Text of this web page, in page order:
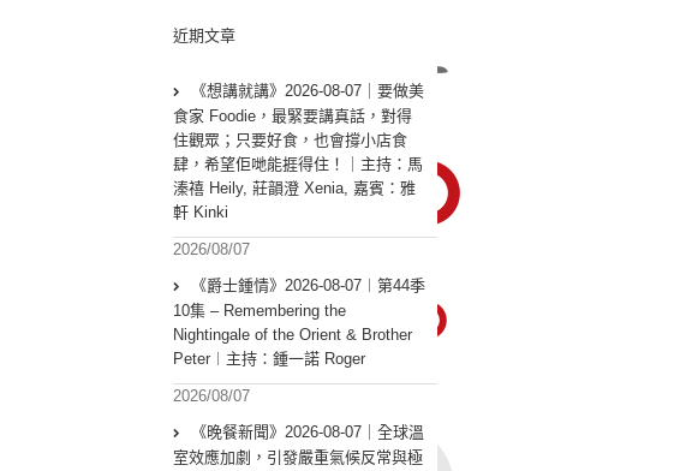
近期文章
《想講就講》2026-08-07｜要做美
食家 Foodie，最緊要講真話，對得
住觀眾；只要好食，也會撐小店食
肆，希望佢哋能捱得住！｜主持：馬
溱禧 Heily, 莊韻澄 Xenia, 嘉賓：雅
軒 Kinki
2026/08/07
《爵士鍾情》2026-08-07︱第44季
10集 – Remembering the
Nightingale of the Orient & Brother
Peter︱主持：鍾一諾 Roger
2026/08/07
《晚餐新聞》2026-08-07｜全球溫
室效應加劇，引發嚴重氣候反常與極